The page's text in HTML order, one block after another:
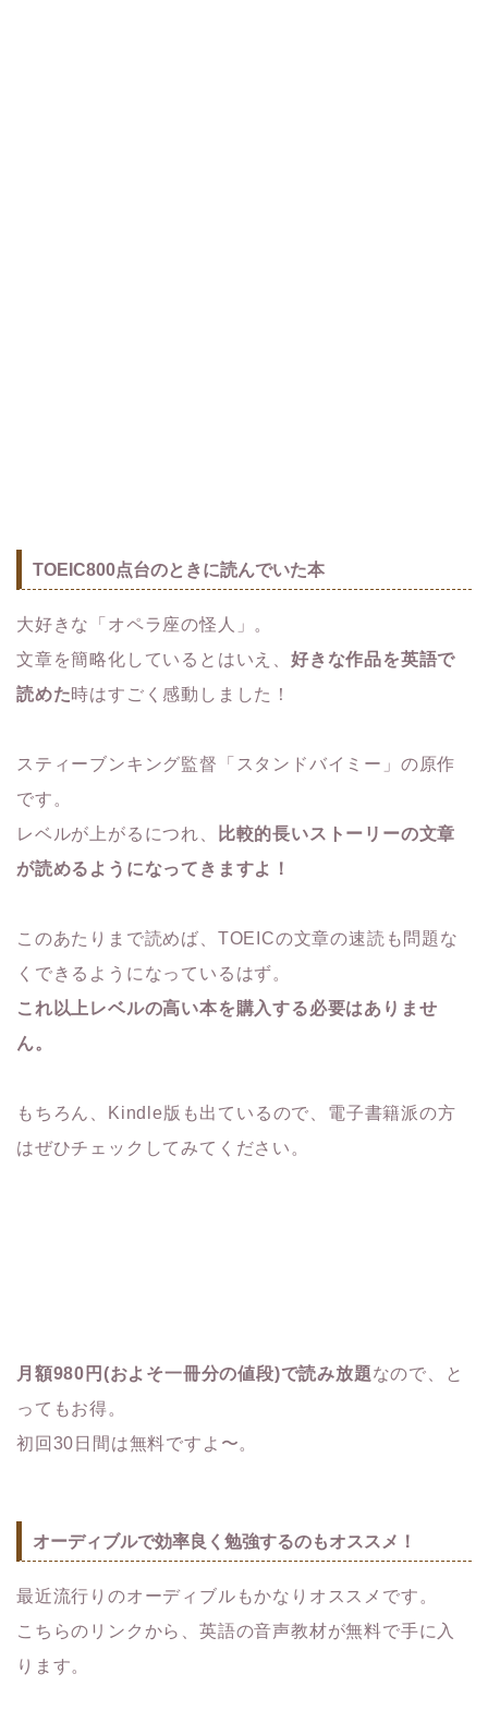
TOEIC800点台のときに読んでいた本
大好きな「オペラ座の怪人」。
文章を簡略化しているとはいえ、 好きな作品を英語で
読めた時はすごく感動しました！
スティーブンキング監督「スタンドバイミー」の原作
です。
レベルが上がるにつれ、
比較的長いストーリーの文章
が読めるようになってきますよ！
このあたりまで読めば、TOEICの文章の速読も問題な
くできるようになっているはず。
これ以上レベルの高い本を購入する必要はありませ
ん。
もちろん、Kindle版も出ているので、電子書籍派の方
はぜひチェックしてみてください。
月額980円(およそ一冊分の値段)で読み放題なので、と
ってもお得。
初回30日間は無料ですよ〜。
オーディブルで効率良く勉強するのもオススメ！
最近流行りのオーディブルもかなりオススメです。
こちらのリンクから、英語の音声教材が無料で手に入
ります。